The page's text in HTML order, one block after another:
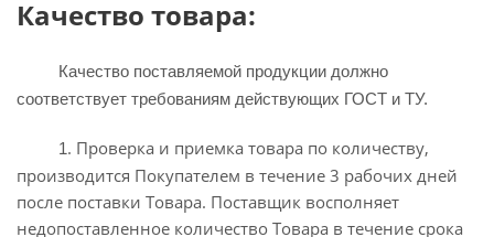
Качество товара:
Качество поставляемой продукции должно
соответствует требованиям действующих ГОСТ и ТУ.
1 . Проверка и приемка товара по количеству,
производится Покупателем в течение 3 рабочих дней
после поставки Товара. Поставщик восполняет
недопоставленное количество Товара в течение срока